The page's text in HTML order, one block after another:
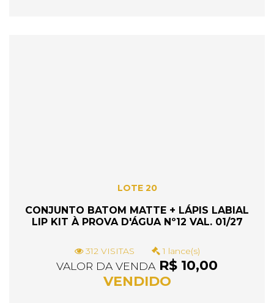
LOTE 20
CONJUNTO BATOM MATTE + LÁPIS LABIAL
LIP KIT À PROVA D'ÁGUA Nº12 VAL. 01/27
312 VISITAS 1 lance(s)
VALOR DA VENDAR$ 10,00
VENDIDO